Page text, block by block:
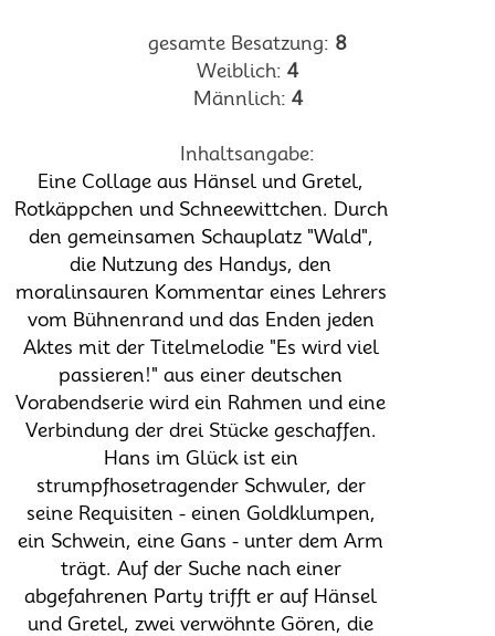
gesamte Besatzung: 8
Weiblich: 4
Männlich: 4
Inhaltsangabe:
Eine Collage aus Hänsel und Gretel,
Rotkäppchen und Schneewittchen. Durch
den gemeinsamen Schauplatz "Wald",
die Nutzung des Handys, den
moralinsauren Kommentar eines Lehrers
vom Bühnenrand und das Enden jeden
Aktes mit der Titelmelodie "Es wird viel
passieren!" aus einer deutschen
Vorabendserie wird ein Rahmen und eine
Verbindung der drei Stücke geschaffen.
Hans im Glück ist ein
strumpfhosetragender Schwuler, der
seine Requisiten - einen Goldklumpen,
ein Schwein, eine Gans - unter dem Arm
trägt. Auf der Suche nach einer
abgefahrenen Party trifft er auf Hänsel
und Gretel, zwei verwöhnte Gören, die